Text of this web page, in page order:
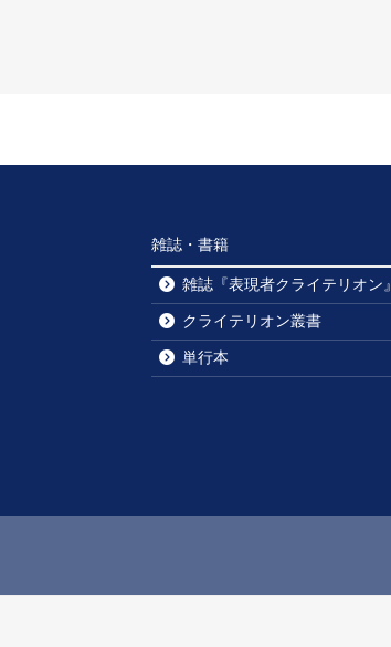
雑誌・書籍
雑誌『表現者クライテリオン』
クライテリオン叢書
単行本